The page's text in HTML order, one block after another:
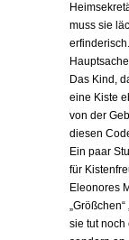
muss sie
Das Kind,
eine Kiste
von der
diesen
Ein paar
für
Eleonores
sie tut noch